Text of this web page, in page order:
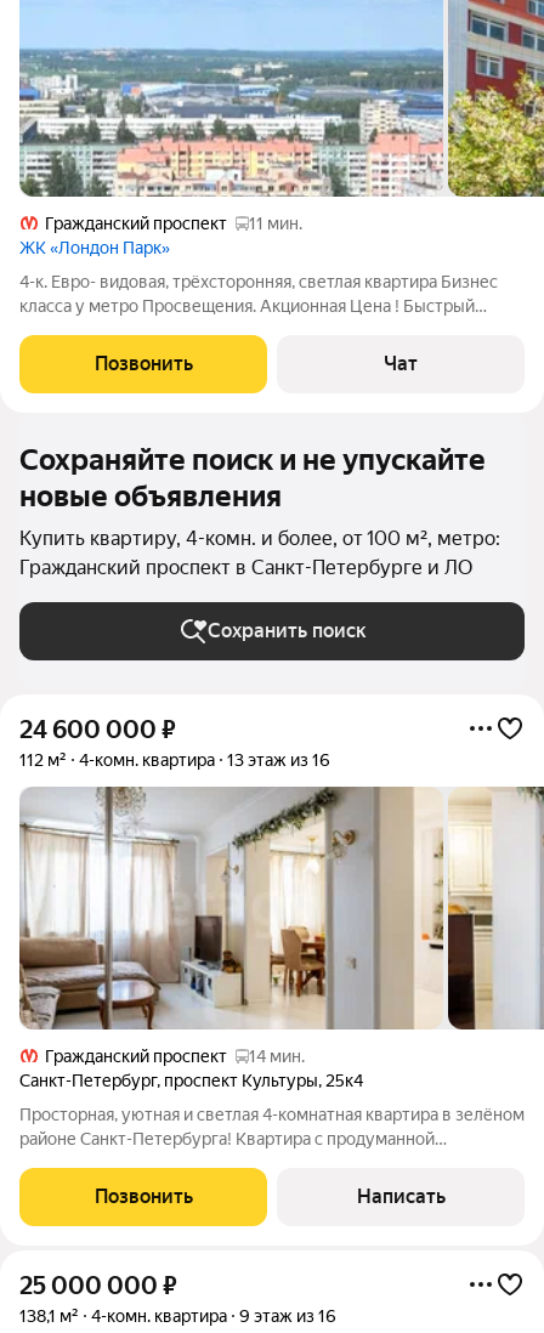
Гражданский проспект
11 мин.
ЖК «Лондон Парк»
4-к. Евро- видовая, трёхсторонняя, светлая квартира Бизнес
класса у метро Просвещения. Акционная Цена ! Быстрый
ипотеки онлайн! Бизнес-класс, Большая кухня. Жилой
комплекс представляет собой
Позвонить Чат
Сохраняйте поиск и не упускайте
новые объявления
Купить квартиру, 4-комн. и более, от 100 м², метро:
Гражданский проспект в Санкт-Петербурге и ЛО
Сохранить поиск
24 600 000 ₽
112 м² 4-комн. квартира 13 этаж из 16
Гражданский проспект
14 мин.
Санкт-Петербург, проспект Культуры, 25к4
Просторная, уютная и светлая 4-комнатная квартира в зелёном
районе Санкт-Петербурга! Квартира с продуманной
отличный вариант для большой семьи или тех, кто ценит
пространство и комфорт. О квартире:
Позвонить Написать
25 000 000 ₽
138,1 м² 4-комн. квартира 9 этаж из 16